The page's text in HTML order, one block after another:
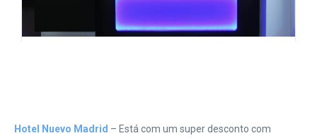
Hotel Nuevo Madrid – Está com um super desconto com